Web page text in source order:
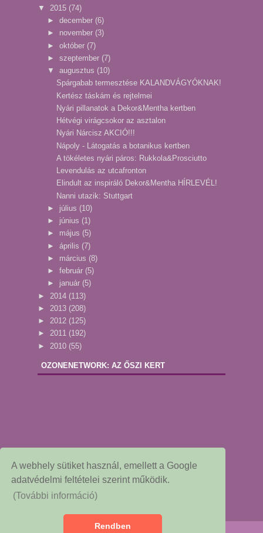
A webhely sütiket használ, emellett a Google
adatvédelmi feltételei szerint működik.
(További információ)
Rendben
▼ 2015 (74)
► december (6)
► november (3)
► október (7)
► szeptember (7)
▼ augusztus (10)
Spárgabab termesztése KALANDVÁGYÓKNAK!
Kertész táskám és rejtelmei
Nyári pillanatok a Dekor&Mentha kertben
Hétvégi virágcsokor az asztalon
Nyári Nárcisz AKCIÓ!!!
Nápoly - Látogatás a botanikus kertben
A tökéletes nyári páros: Rukkola&Prosciutto
Levendulás az utcafronton
Elindult az inspiráló Dekor&Mentha HÍRLEVÉL!
Nanni utazik: Stuttgart
► július (10)
► június (1)
► május (5)
► április (7)
► március (8)
► február (5)
► január (5)
► 2014 (113)
► 2013 (208)
► 2012 (125)
► 2011 (192)
► 2010 (55)
OZONENETWORK: AZ ŐSZI KERT